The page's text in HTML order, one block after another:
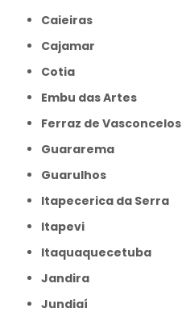
Caieiras
Cajamar
Cotia
Embu das Artes
Ferraz de Vasconcelos
Guararema
Guarulhos
Itapecerica da Serra
Itapevi
Itaquaquecetuba
Jandira
Jundiaí